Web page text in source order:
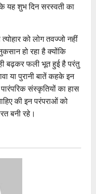
यह शुभ दिन सरस्वती का
को लोग तवज्जो नहीं
हो रहा है क्योंकि
बढ़कर फली भूत हुई है परंतु
या पुरानी बातें कहके इन
संस्कृतियों का हास
की इन परंपराओं को
बनी रहे।